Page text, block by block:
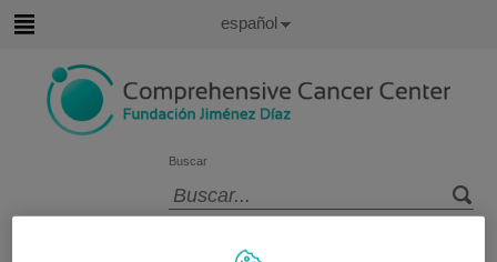
contenido
Buscar
Selector
Idioma
Español
ÁREA DEL PACIENTE